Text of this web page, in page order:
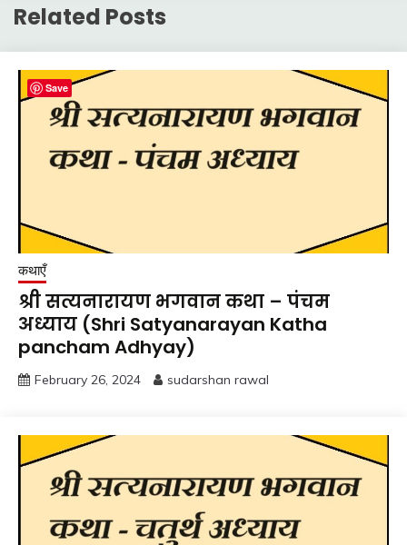
Related Posts
कथाएँ
श्री सत्यनारायण भगवान कथा – पंचम
अध्याय (Shri Satyanarayan Katha
pancham Adhyay)
February 26, 2024 sudarshan rawal
Save